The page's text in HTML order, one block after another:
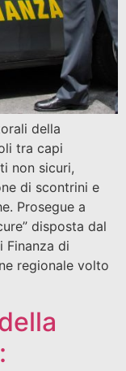
della
tra capi
non sicuri,
di scontrini e
Prosegue a
disposta dal
Finanza di
regionale volto